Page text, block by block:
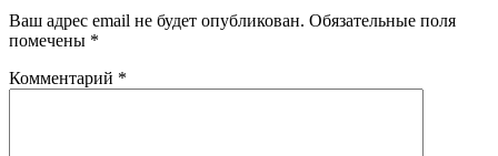
Ваш адрес email не будет опубликован. Обязательные поля
помечены *
Комментарий *